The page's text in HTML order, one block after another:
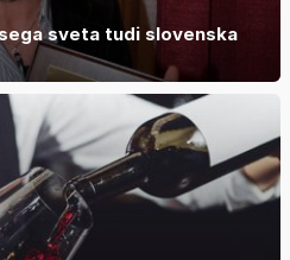
sveta tudi slovenska